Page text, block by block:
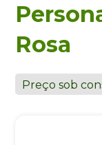
Rosa
Preço sob
+55